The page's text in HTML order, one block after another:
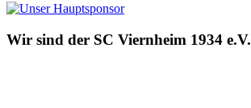
Wir sind der SC Viernheim 1934 e.V.